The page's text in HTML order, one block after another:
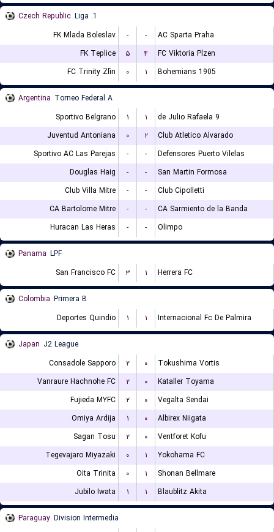
Czech Republic
1. Liga
FK Mlada Boleslav
- -
AC Sparta Praha
FK Teplice
۵ ۴
FC Viktoria Plzen
FC Trinity Zlín
۰ ۱ Bohemians 1905
Argentina Torneo Federal A
Sportivo Belgrano
۱ ۱
9 de Julio Rafaela
Juventud Antoniana
۰ ۲
Club Atletico Alvarado
Sportivo AC Las Parejas
- -
Defensores Puerto Vilelas
Douglas Haig
- -
San Martin Formosa
Club Villa Mitre
- -
Club Cipolletti
CA Bartolome Mitre
- -
CA Sarmiento de la Banda
Huracan Las Heras
- - Olimpo
Panama LPF
San Francisco FC
۳ ۱ Herrera FC
Colombia Primera B
Deportes Quindio
۱ ۱ Internacional Fc De Palmira
Japan J2 League
Consadole Sapporo
۲ ۰
Tokushima Vortis
Vanraure Hachnohe FC
۲ ۰
Kataller Toyama
Fujieda MYFC
۲ ۰
Vegalta Sendai
Omiya Ardija
۱ ۰
Albirex Niigata
Sagan Tosu
۲ ۰
Ventforet Kofu
Tegevajaro Miyazaki
۰ ۱
Yokohama FC
Oita Trinita
۰ ۱
Shonan Bellmare
Jubilo Iwata
۱ ۱ Blaublitz Akita
Paraguay Division Intermedia